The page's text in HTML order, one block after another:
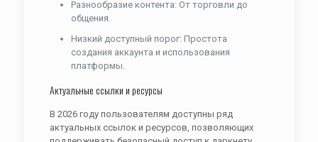
Разнообразие контента: От торговли до
общения.
Низкий доступный порог: Простота
создания аккаунта и использования
платформы.
Актуальные ссылки и ресурсы
В 2026 году пользователям доступны ряд
актуальных ссылок и ресурсов, позволяющих